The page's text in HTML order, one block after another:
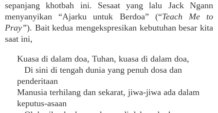
sepanjang khotbah ini. Sesaat yang lalu Jack Ngann
menyanyikan “Ajarku untuk Berdoa” (“Teach Me to
Pray”). Bait kedua mengekspresikan kebutuhan besar kita
saat ini,
Kuasa di dalam doa, Tuhan, kuasa di dalam doa,
Di sini di tengah dunia yang penuh dosa dan
penderitaan
Manusia terhilang dan sekarat, jiwa-jiwa ada dalam
keputus-asaan